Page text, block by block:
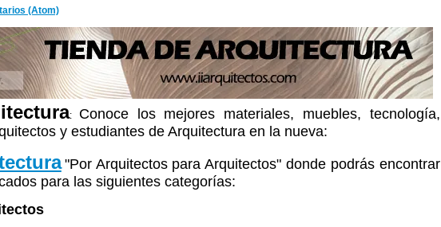
(Atom)
: Conoce los mejores materiales, muebles, tecnología,
y estudiantes de Arquitectura en la nueva:
"Por Arquitectos para Arquitectos" donde podrás encontrar
para las siguientes categorías: